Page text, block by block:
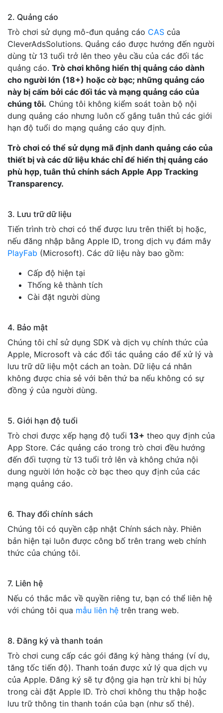
2. Quảng cáo
Trò chơi sử dụng mô-đun quảng cáo CAS của
CleverAdsSolutions. Quảng cáo được hướng đến người
dùng từ 13 tuổi trở lên theo yêu cầu của các đối tác
quảng cáo. Trò chơi không hiển thị quảng cáo dành
cho người lớn (18+) hoặc cờ bạc; những quảng cáo
này bị cấm bởi các đối tác và mạng quảng cáo của
chúng tôi. Chúng tôi không kiểm soát toàn bộ nội
dung quảng cáo nhưng luôn cố gắng tuân thủ các giới
hạn độ tuổi do mạng quảng cáo quy định.
Trò chơi có thể sử dụng mã định danh quảng cáo của
thiết bị và các dữ liệu khác chỉ để hiển thị quảng cáo
phù hợp, tuân thủ chính sách Apple App Tracking
Transparency.
3. Lưu trữ dữ liệu
Tiến trình trò chơi có thể được lưu trên thiết bị hoặc,
nếu đăng nhập bằng Apple ID, trong dịch vụ đám mây
PlayFab (Microsoft). Các dữ liệu này bao gồm:
Cấp độ hiện tại
Thống kê thành tích
Cài đặt người dùng
4. Bảo mật
Chúng tôi chỉ sử dụng SDK và dịch vụ chính thức của
Apple, Microsoft và các đối tác quảng cáo để xử lý và
lưu trữ dữ liệu một cách an toàn. Dữ liệu cá nhân
không được chia sẻ với bên thứ ba nếu không có sự
đồng ý của người dùng.
5. Giới hạn độ tuổi
Trò chơi được xếp hạng độ tuổi 13+ theo quy định của
App Store. Các quảng cáo trong trò chơi đều hướng
đến đối tượng từ 13 tuổi trở lên và không chứa nội
dung người lớn hoặc cờ bạc theo quy định của các
mạng quảng cáo.
6. Thay đổi chính sách
Chúng tôi có quyền cập nhật Chính sách này. Phiên
bản hiện tại luôn được công bố trên trang web chính
thức của chúng tôi.
7. Liên hệ
Nếu có thắc mắc về quyền riêng tư, bạn có thể liên hệ
với chúng tôi qua mẫu liên hệ trên trang web.
8. Đăng ký và thanh toán
Trò chơi cung cấp các gói đăng ký hàng tháng (ví dụ,
tăng tốc tiến độ). Thanh toán được xử lý qua dịch vụ
của Apple. Đăng ký sẽ tự động gia hạn trừ khi bị hủy
trong cài đặt Apple ID. Trò chơi không thu thập hoặc
lưu trữ thông tin thanh toán của bạn (như số thẻ).